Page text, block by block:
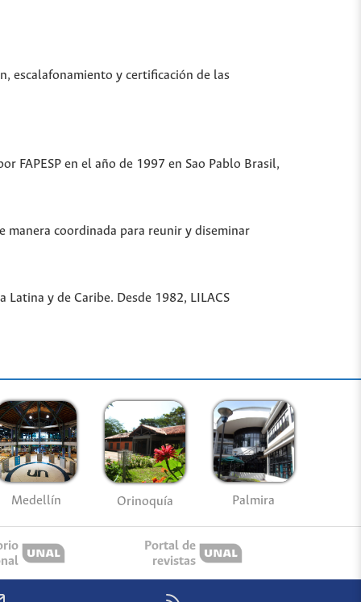
escalafonamiento y certificación de las
FAPESP en el año de 1997 en Sao Pablo Brasil,
manera coordinada para reunir y diseminar
y de Caribe. Desde 1982, LILACS
Medellín Orinoquía Palmira
Portal de
revistas